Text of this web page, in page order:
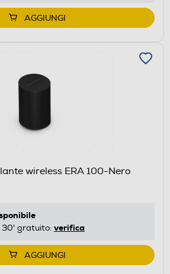
AGGIUNGI
wireless ERA 100-Nero
30' gratuito: verifica
AGGIUNGI